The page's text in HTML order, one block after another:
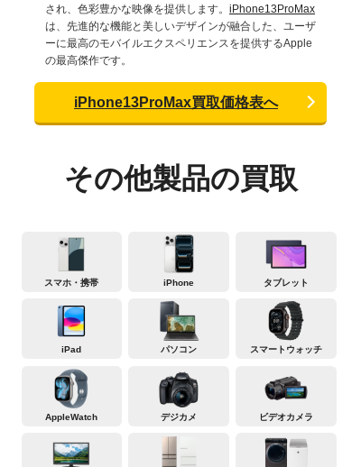
され、色彩豊かな映像を提供します。 iPhone13ProMax
は、先進的な機能と美しいデザインが融合した、ユーザ
ーに最高のモバイルエクスペリエンスを提供するApple
の最高傑作です。
iPhone13ProMax買取価格表へ
その他製品の買取
スマホ・携帯 iPhone タブレット
iPad パソコン スマートウォッチ
AppleWatch デジカメ ビデオカメラ